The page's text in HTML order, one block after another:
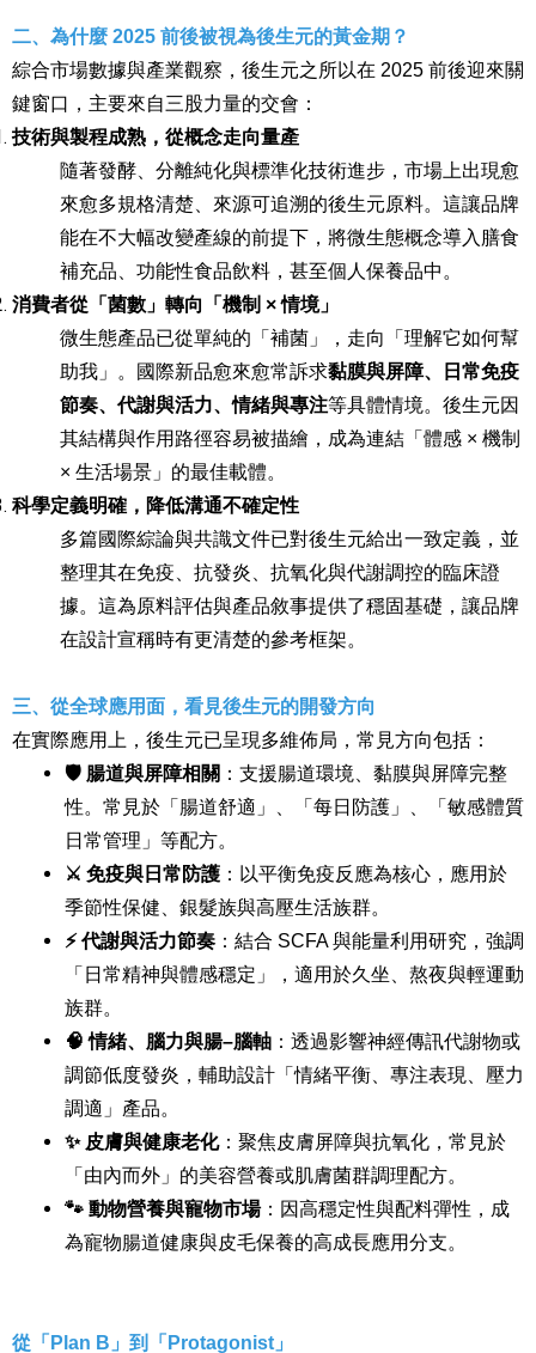
二、為什麼 2025 前後被視為後生元的黃金期？
綜合市場數據與產業觀察，後生元之所以在 2025 前後迎來關
鍵窗口，主要來自三股力量的交會：
技術與製程成熟，從概念走向量產
隨著發酵、分離純化與標準化技術進步，市場上出現愈
來愈多規格清楚、來源可追溯的後生元原料。這讓品牌
能在不大幅改變產線的前提下，將微生態概念導入膳食
補充品、功能性食品飲料，甚至個人保養品中。​
消費者從「菌數」轉向「機制 × 情境」
微生態產品已從單純的「補菌」，走向「理解它如何幫
助我」。國際新品愈來愈常訴求黏膜與屏障、日常免疫
節奏、代謝與活力、情緒與專注等具體情境。後生元因
其結構與作用路徑容易被描繪，成為連結「體感 × 機制
× 生活場景」的最佳載體。​
科學定義明確，降低溝通不確定性
多篇國際綜論與共識文件已對後生元給出一致定義，並
整理其在免疫、抗發炎、抗氧化與代謝調控的臨床證
據。這為原料評估與產品敘事提供了穩固基礎，讓品牌
在設計宣稱時有更清楚的參考框架。​
三、從全球應用面，看見後生元的開發方向
在實際應用上，後生元已呈現多維佈局，常見方向包括：
🛡 ️ 腸道與屏障相關 ：支援腸道環境、黏膜與屏障完整
性。常見於「腸道舒適」、「每日防護」、「敏感體質
日常管理」等配方。
⚔ ️ 免疫與日常防護 ：以平衡免疫反應為核心，應用於
季節性保健、銀髮族與高壓生活族群。
⚡代謝與活力節奏 ：結合 SCFA 與能量利用研究，強調
「日常精神與體感穩定」，適用於久坐、熬夜與輕運動
族群。
🧠 情緒、腦力與腸–腦軸 ：透過影響神經傳訊代謝物或
調節低度發炎，輔助設計「情緒平衡、專注表現、壓力
調適」產品。
✨皮膚與健康老化：聚焦皮膚屏障與抗氧化，常見於
「由內而外」的美容營養或肌膚菌群調理配方。
🐾 動物營養與寵物市場：因高穩定性與配料彈性，成
為寵物腸道健康與皮毛保養的高成長應用分支。
從「Plan B」到「Protagonist」